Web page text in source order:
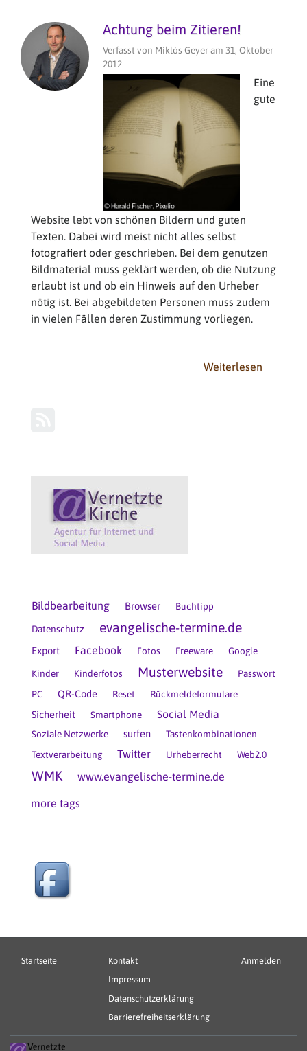
Recht
eigenen
Bild
Achtung beim Zitieren!
Verfasst von Miklós Geyeram 31, Oktober
2012
Eine
gute
Website lebt von schönen Bildern und guten
Texten. Dabei wird meist nicht alles selbst
fotografiert oder geschrieben. Bei dem genutzen
Bildmaterial muss geklärt werden, ob die Nutzung
erlaubt ist und ob ein Hinweis auf den Urheber
nötig ist. Bei abgebildeten Personen muss zudem
in vielen Fällen deren Zustimmung vorliegen.
Weiterlesen
Bildbearbeitung Browser Buchtipp
Datenschutz evangelische-termine.de
Export Facebook Fotos Freeware Google
Kinder Kinderfotos Musterwebsite
Passwort
PC
QR-Code Reset Rückmeldeformulare
Sicherheit Smartphone Social Media
Soziale Netzwerke surfen
Tastenkombinationen
Textverarbeitung
Twitter Urheberrecht Web2.0
WMK www.evangelische-termine.de
more tags
Hauptnavigation
Startseite Fußbereichsmenü
Kontakt
Impressum
Datenschutzerklärung
Barrierefreiheitserklärung
Anmelden